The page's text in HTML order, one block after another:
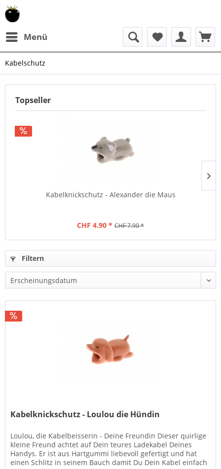
Menü
Kabelschutz
Topseller
Kabelknickschutz - Alexander die Maus
CHF 4.90 * CHF 7.90 *
Filtern
Kabelknickschutz - Loulou die Hündin
Loulou, die Kabelbeisserin - Deine Freundin Dieser quirlige
kleine Freund achtet auf Dein teures Ladekabel Deines
Handys. Er ist aus Hartgummi liebevoll gefertigt und hat
einen Schlitz in seinem Bauch damit Du Dein Kabel einfach